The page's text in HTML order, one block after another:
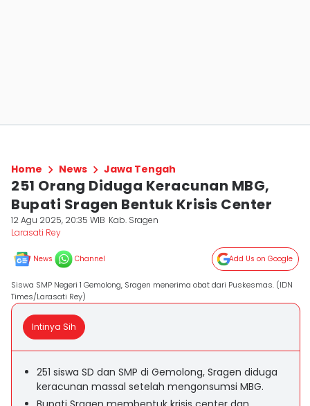
Home News Jawa Tengah
251 Orang Diduga Keracunan MBG,
Bupati Sragen Bentuk Krisis Center
12 Agu 2025, 20:35 WIB Kab. Sragen
Larasati Rey
News Channel Add Us on Google
Siswa SMP Negeri 1 Gemolong, Sragen menerima obat dari Puskesmas. (IDN
Times/Larasati Rey)
Intinya Sih
251 siswa SD dan SMP di Gemolong, Sragen diduga
keracunan massal setelah mengonsumsi MBG.